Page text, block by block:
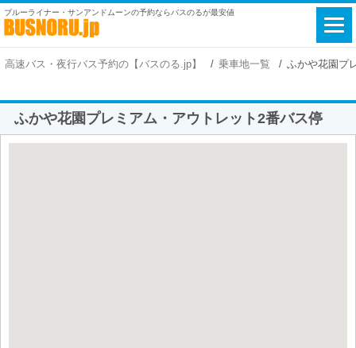
ブルーライナー・サンアンドムーンの予約ならバスのるが最安値
高速バス・夜行バス予約の【バスのる.jp】 乗車地一覧 ふかや花園プ
ふかや花園プレミアム・アウトレット2番バス停